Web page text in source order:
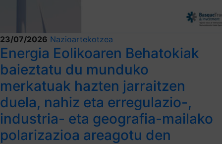
23/07/2026 Nazioartekotzea
Energia Eolikoaren Behatokiak
baieztatu du munduko
merkatuak hazten jarraitzen
duela, nahiz eta erregulazio-,
industria- eta geografia-mailako
polarizazioa areagotu den